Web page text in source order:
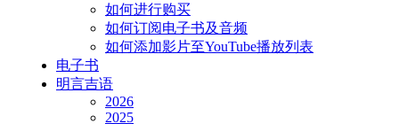
如何进行购买
如何订阅电子书及音频
如何添加影片至YouTube播放列表
电子书
明言吉语
2026
2025